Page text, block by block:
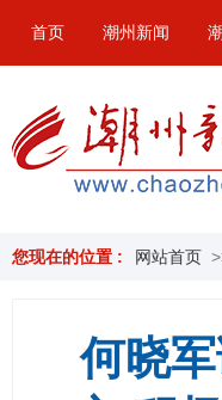
首页 潮州新闻
您现在的位置 : 网站首页
何晓